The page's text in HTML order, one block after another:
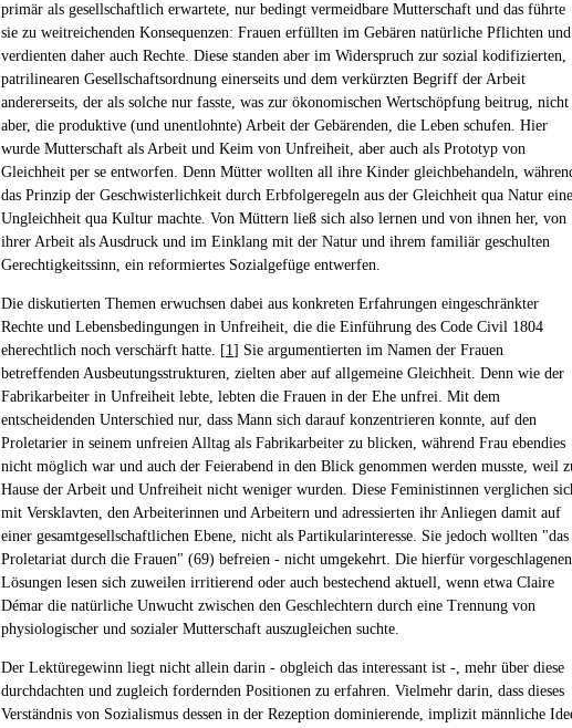
primär als gesellschaftlich erwartete, nur bedingt vermeidbare Mutterschaft und das führte
sie zu weitreichenden Konsequenzen: Frauen erfüllten im Gebären natürliche Pflichten und
verdienten daher auch Rechte. Diese standen aber im Widerspruch zur sozial kodifizierten,
patrilinearen Gesellschaftsordnung einerseits und dem verkürzten Begriff der Arbeit
andererseits, der als solche nur fasste, was zur ökonomischen Wertschöpfung beitrug, nicht
aber, die produktive (und unentlohnte) Arbeit der Gebärenden, die Leben schufen. Hier
wurde Mutterschaft als Arbeit und Keim von Unfreiheit, aber auch als Prototyp von
Gleichheit per se entworfen. Denn Mütter wollten all ihre Kinder gleichbehandeln,
das Prinzip der Geschwisterlichkeit durch Erbfolgeregeln aus der Gleichheit qua Natur eine
Ungleichheit qua Kultur machte. Von Müttern ließ sich also lernen und von ihnen her, von
ihrer Arbeit als Ausdruck und im Einklang mit der Natur und ihrem familiär geschulten
Gerechtigkeitssinn, ein reformiertes Sozialgefüge entwerfen.
Die diskutierten Themen erwuchsen dabei aus konkreten Erfahrungen eingeschränkter
Rechte und Lebensbedingungen in Unfreiheit, die die Einführung des Code Civil 1804
eherechtlich noch verschärft hatte. [1] Sie argumentierten im Namen der Frauen
betreffenden Ausbeutungsstrukturen, zielten aber auf allgemeine Gleichheit. Denn wie der
Fabrikarbeiter in Unfreiheit lebte, lebten die Frauen in der Ehe unfrei. Mit dem
entscheidenden Unterschied nur, dass Mann sich darauf konzentrieren konnte, auf den
Proletarier in seinem unfreien Alltag als Fabrikarbeiter zu blicken, während Frau ebendies
nicht möglich war und auch der Feierabend in den Blick genommen werden musste, weil
Hause der Arbeit und Unfreiheit nicht weniger wurden. Diese Feministinnen verglichen
mit Versklavten, den Arbeiterinnen und Arbeitern und adressierten ihr Anliegen damit auf
einer gesamtgesellschaftlichen Ebene, nicht als Partikularinteresse. Sie jedoch wollten "das
Proletariat durch die Frauen" (69) befreien - nicht umgekehrt. Die hierfür vorgeschlagenen
Lösungen lesen sich zuweilen irritierend oder auch bestechend aktuell, wenn etwa Claire
Démar die natürliche Unwucht zwischen den Geschlechtern durch eine Trennung von
physiologischer und sozialer Mutterschaft auszugleichen suchte.
Der Lektüregewinn liegt nicht allein darin - obgleich das interessant ist -, mehr über diese
durchdachten und zugleich fordernden Positionen zu erfahren. Vielmehr darin, dass dieses
Verständnis von Sozialismus dessen in der Rezeption dominierende, implizit männliche